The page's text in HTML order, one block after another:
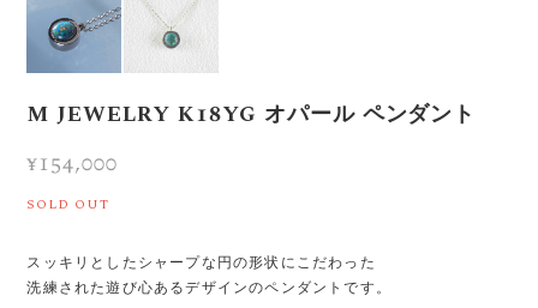
M JEWELRY K18YG オパール ペンダント
¥154,000
SOLD OUT
スッキリとしたシャープな円の形状にこだわった
洗練された遊び心あるデザインのペンダントです。